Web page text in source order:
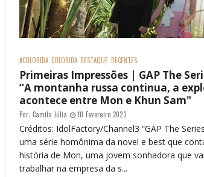
#COLORIDA COLORIDA DESTAQUE RECENTES
Primeiras Impressões | GAP The
“A montanha russa continua, a
acontece entre Mon e Khun Sam"
Por: Camila Júlia 10 Fevereiro 2023
Créditos: IdolFactory/Channel3 “GAP The
uma série homônima da novel e best que
história de Mon, uma jovem sonhadora que vai
trabalhar na empresa da s...